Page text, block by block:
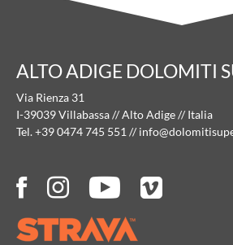
ALTO ADIGE DOLOMITI
Via Rienza 31
I-39039 Villabassa // Alto Adige // Italia
Tel. +39 0474 745 551 // info@